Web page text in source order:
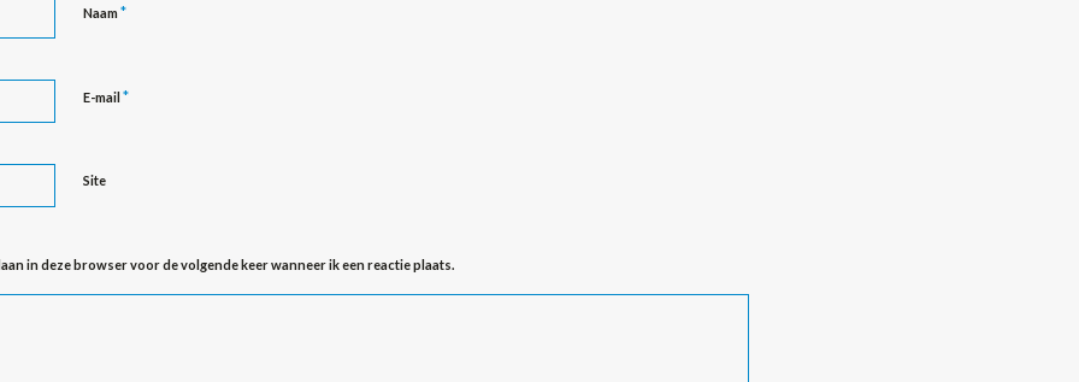
Naam*
E-mail*
Site
in deze browser voor de volgende keer wanneer ik een reactie plaats.